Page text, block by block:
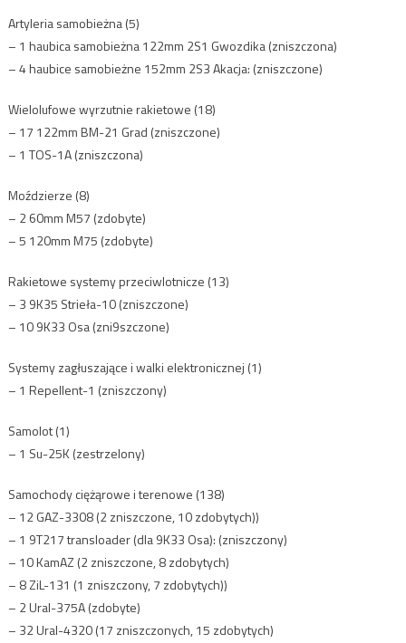
Artyleria samobieżna (5)
– 1 haubica samobieżna 122mm 2S1 Gwozdika (zniszczona)
– 4 haubice samobieżne 152mm 2S3 Akacja: (zniszczone)
Wielolufowe wyrzutnie rakietowe (18)
– 17 122mm BM-21 Grad (zniszczone)
– 1 TOS-1A (zniszczona)
Moździerze (8)
– 2 60mm M57 (zdobyte)
– 5 120mm M75 (zdobyte)
Rakietowe systemy przeciwlotnicze (13)
– 3 9K35 Strieła-10 (zniszczone)
– 10 9K33 Osa (zni9szczone)
Systemy zagłuszające i walki elektronicznej (1)
– 1 Repellent-1 (zniszczony)
Samolot (1)
– 1 Su-25K (zestrzelony)
Samochody ciężąrowe i terenowe (138)
– 12 GAZ-3308 (2 zniszczone, 10 zdobytych))
– 1 9T217 transloader (dla 9K33 Osa): (zniszczony)
– 10 KamAZ (2 zniszczone, 8 zdobytych)
– 8 ZiL-131 (1 zniszczony, 7 zdobytych))
– 2 Ural-375A (zdobyte)
– 32 Ural-4320 (17 zniszczonych, 15 zdobytych)